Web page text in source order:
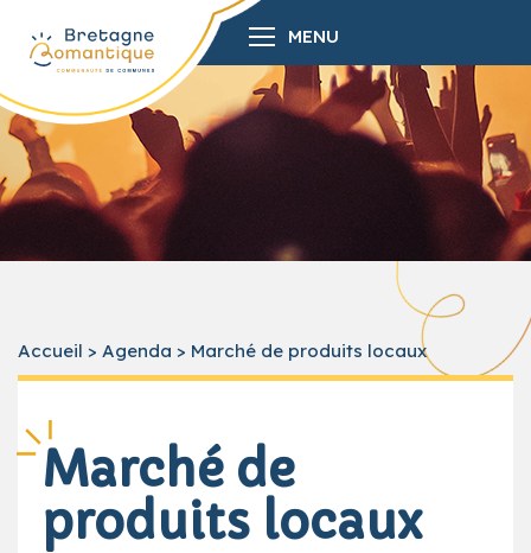
MENU
Accueil > Agenda > Marché de produits locaux
Marché de
produits locaux